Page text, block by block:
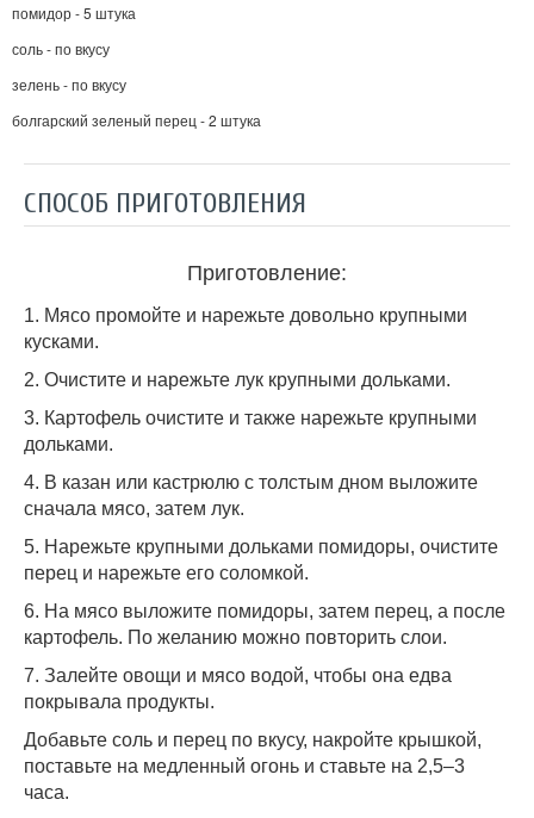
помидор - 5 штука
соль - по вкусу
зелень - по вкусу
болгарский зеленый перец - 2 штука
СПОСОБ ПРИГОТОВЛЕНИЯ
Приготовление:
1. Мясо промойте и нарежьте довольно крупными
кусками.
2. Очистите и нарежьте лук крупными дольками.
3. Картофель очистите и также нарежьте крупными
дольками.
4. В казан или кастрюлю с толстым дном выложите
сначала мясо, затем лук.
5. Нарежьте крупными дольками помидоры, очистите
перец и нарежьте его соломкой.
6. На мясо выложите помидоры, затем перец, а после
картофель. По желанию можно повторить слои.
7. Залейте овощи и мясо водой, чтобы она едва
покрывала продукты.
Добавьте соль и перец по вкусу, накройте крышкой,
поставьте на медленный огонь и ставьте на 2,5–3
часа.